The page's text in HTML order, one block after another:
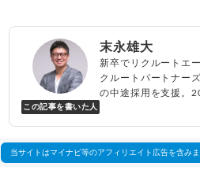
この記事を書いた人
末永雄大
新卒でリクルートエ
クルートパートナー
の中途採用を支援。
べらない転職エージェ
当サイトはマイナビ等のアフィリエイト広告を含み